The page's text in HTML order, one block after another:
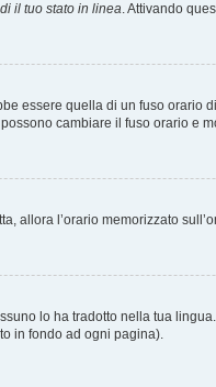
il tuo stato in linea. Attivando
essere quella di un fuso
cambiare il fuso orario e
allora l’orario memorizzato
lo ha tradotto nella tua
in fondo ad ogni pagina).